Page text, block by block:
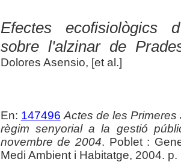
Efectes ecofisiològics
sobre l'alzinar de
Dolores Asensio, [et al.]
En: 147496 Actes de les
règim senyorial a la gestió
novembre de 2004. Poblet :
Medi Ambient i Habitatge, 2004. p.